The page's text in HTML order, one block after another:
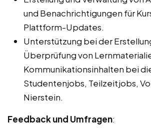
und Benachrichtigungen für
Plattform-Updates.
Unterstützung bei der
Überprüfung von
Kommunikationsinhalten bei
Studentenjobs, Teilzeitjobs,
Nierstein.
Feedback und Umfragen: